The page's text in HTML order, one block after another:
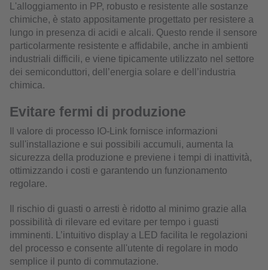
L'alloggiamento in PP, robusto e resistente alle sostanze
chimiche, è stato appositamente progettato per resistere a
lungo in presenza di acidi e alcali. Questo rende il sensore
particolarmente resistente e affidabile, anche in ambienti
industriali difficili, e viene tipicamente utilizzato nel settore
dei semiconduttori, dell’energia solare e dell’industria
chimica.
Evitare fermi di produzione
Il valore di processo IO-Link fornisce informazioni
sull'installazione e sui possibili accumuli, aumenta la
sicurezza della produzione e previene i tempi di inattività,
ottimizzando i costi e garantendo un funzionamento
regolare.
Il rischio di guasti o arresti è ridotto al minimo grazie alla
possibilità di rilevare ed evitare per tempo i guasti
imminenti. L’intuitivo display a LED facilita le regolazioni
del processo e consente all'utente di regolare in modo
semplice il punto di commutazione.